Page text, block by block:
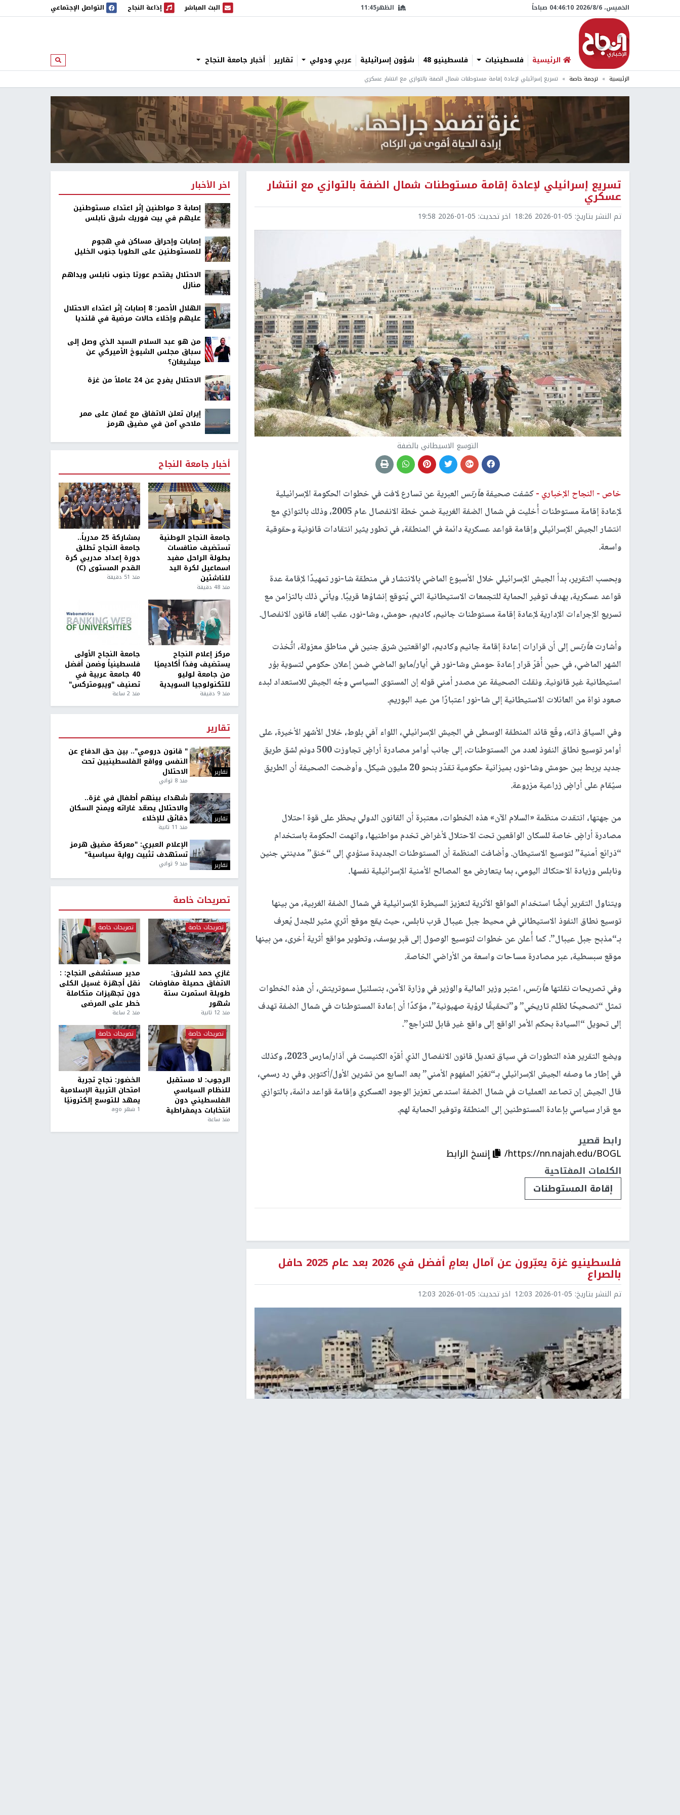
الخميس، 6/‏8/‏2026 04:46:11 صباحاً الظهر11:45 البث المباشر
البث المباشر إذاعة النجاح
إذاعة النجاح التواصل الإجتماعي
الرئيسية فلسطينيات فلسطينيو 48 شؤون إسرائيلية عربي ودولي تقارير أخبار جامعة النجاح ابحث
الرئيسية ترجمة خاصة تسريع إسرائيلي لإعادة إقامة مستوطنات شمال الضفة بالتوازي مع انتشار عسكري
تسريع إسرائيلي لإعادة إقامة مستوطنات شمال الضفة بالتوازي مع انتشار
عسكري
تم النشر بتاريخ: 2026-01-05 18:26 اخر تحديث: 2026-01-05 19:58
التوسع الاسيطاني بالضفة
خاص - النجاح الإخباري -كشفت صحيفةهآرتسالعبرية عن تسارع لافت في خطوات الحكومة الإسرائيلية
لإعادة إقامة مستوطنات أُخليت في شمال الضفة الغربية ضمن خطة الانفصال عام 2005، وذلك بالتوازي مع
انتشار الجيش الإسرائيلي وإقامة قواعد عسكرية دائمة في المنطقة، في تطور يثير انتقادات قانونية وحقوقية
واسعة.
وبحسب التقرير، بدأ الجيش الإسرائيلي خلال الأسبوع الماضي بالانتشار في منطقةشا-نورتمهيدًا لإقامة عدة
قواعد عسكرية، بهدف توفير الحماية للتجمعات الاستيطانية التي يُتوقع إنشاؤها قريبًا. ويأتي ذلك بالتزامن مع
تسريع الإجراءات الإدارية لإعادة إقامة مستوطنات جانيم، كاديم، حومش، وشا-نور، عقب إلغاء قانون الانفصال.
وأشارتهآرتسإلى أن قرارات إعادة إقامة جانيم وكاديم، الواقعتين شرق جنين في مناطق معزولة، اتُّخذت
الشهر الماضي، في حين أُقرّ قرار إعادة حومش وشا-نور في أيار/مايو الماضي ضمن إعلان حكومي لتسوية بؤر
استيطانية غير قانونية. ونقلت الصحيفة عن مصدر أمني قوله إن المستوى السياسي وجّه الجيش للاستعداد لبدء
صعود نواة من العائلات الاستيطانية إلى شا-نور اعتبارًا من عيد البوريم.
وفي السياق ذاته، وقّع قائد المنطقة الوسطى في الجيش الإسرائيلي، اللواء آفي بلوط، خلال الأشهر الأخيرة، على
أوامر توسيع نطاق النفوذ لعدد من المستوطنات، إلى جانب أوامر مصادرة أراضٍ تجاوزت 500 دونم لشق طريق
جديد يربط بين حومش وشا-نور، بميزانية حكومية تقدّر بنحو 20 مليون شيكل. وأوضحت الصحيفة أن الطريق
سيُقام على أراضٍ زراعية مزروعة.
من جهتها، انتقدت منظمة«السلام الآن» هذه الخطوات، معتبرة أن القانون الدولي يحظر على قوة احتلال
مصادرة أراضٍ خاصة للسكان الواقعين تحت الاحتلال لأغراض تخدم مواطنيها، واتهمت الحكومة باستخدام
“ذرائع أمنية” لتوسيع الاستيطان. وأضافت المنظمة أن المستوطنات الجديدة ستؤدي إلى “خنق” مدينتي جنين
ونابلس وزيادة الاحتكاك اليومي، بما يتعارض مع المصالح الأمنية الإسرائيلية نفسها.
ويتناول التقرير أيضًا استخدام المواقع الأثرية لتعزيز السيطرة الإسرائيلية في شمال الضفة الغربية، من بينها
توسيع نطاق النفوذ الاستيطاني في محيطجبل عيبال قرب نابلس، حيث يقع موقع أثري مثير للجدل يُعرف
بـ“مذبح جبل عيبال”. كما أُعلن عن خطوات لتوسيع الوصول إلى قبر يوسف، وتطوير مواقع أثرية أخرى، من بينها
موقعسبسطية، عبر مصادرة مساحات واسعة من الأراضي الخاصة.
وفي تصريحات نقلتهاهآرتس، اعتبر وزير المالية والوزير في وزارة الأمن، بتسلئيل سموتريتش، أن هذه الخطوات
تمثل “تصحيحًا لظلم تاريخي” و”تحقيقًا لرؤية صهيونية”، مؤكدًا أن إعادة المستوطنات في شمال الضفة تهدف
إلى تحويل “السيادة بحكم الأمر الواقع إلى واقع غير قابل للتراجع”.
ويضع التقرير هذه التطورات في سياق تعديل قانون الانفصال الذي أقرّه الكنيست في آذار/مارس 2023، وكذلك
في إطار ما وصفه الجيش الإسرائيلي بـ“تغيّر المفهوم الأمني” بعد السابع من تشرين الأول/أكتوبر. وفي رد رسمي،
قال الجيش إن تصاعد العمليات في شمال الضفة استدعى تعزيز الوجود العسكري وإقامة قواعد دائمة، بالتوازي
مع قرار سياسي بإعادة المستوطنين إلى المنطقة وتوفير الحماية لهم.
رابط قصير
https://nn.najah.edu/BOGL/
إنسخ الرابط
الكلمات المفتاحية
إقامة المستوطنات
فلسطينيو غزة يعبّرون عن آمال بعامٍ أفضل في 2026 بعد عام 2025 حافل
بالصراع
تم النشر بتاريخ: 2026-01-05 12:03 اخر تحديث: 2026-01-05 12:03
اخر الأخبار
إصابة 3 مواطنين إثر اعتداء مستوطنين
عليهم في بيت فوريك شرق نابلس
إصابات وإحراق مساكن في هجوم
للمستوطنين على الطوبا جنوب الخليل
الاحتلال يقتحم عورتا جنوب نابلس ويداهم
منازل
الهلال الأحمر: 8 إصابات إثر اعتداء الاحتلال
عليهم وإخلاء حالات مرضية في قلنديا
من هو عبد السلام السيد الذي وصل إلى
سباق مجلس الشيوخ الأميركي عن
ميشيغان؟
الاحتلال يفرج عن 24 عاملاً من غزة
إيران تعلن الاتفاق مع عُمان على ممر
ملاحي آمن في مضيق هرمز
أخبار جامعة النجاح
جامعة النجاح الوطنية
تستضيف منافسات
بطولة الراحل مفيد
اسماعيل لكرة اليد
للناشئين
منذ 48 دقيقة
بمشاركة 25 مدرباً..
جامعة النجاح تطلق
دورة إعداد مدربي كرة
القدم المستوى (C)
منذ 51 دقيقة
مركز إعلام النجاح
يستضيف وفدًا أكاديميًا
من جامعة لوليو
للتكنولوجيا السويدية
منذ 9 دقيقة
جامعة النجاح الأولى
فلسطينياً وضمن أفضل
40 جامعة عربية في
تصنيف "ويبومتركس"
منذ 2 ساعة
تقارير
تقارير
" قانون درومي".. بين حق الدفاع عن
النفس وواقع الفلسطينيين تحت
الاحتلال
منذ 8 ثواني
تقارير
شهداء بينهم أطفال في غزة..
والاحتلال يصعّد غاراته ويمنح السكان
دقائق للإخلاء
منذ 11 ثانية
تقارير
الإعلام العبري: "معركة مضيق هرمز
تستهدف تثبيت رواية سياسية"
منذ 9 ثواني
تصريحات خاصة
تصريحات خاصة
غازي حمد للشرق:
الاتفاق حصيلة مفاوضات
طويلة استمرت ستة
شهور
منذ 12 ثانية
تصريحات خاصة
مدير مستشفى النجاح: :
نقل أجهزة غسيل الكلى
دون تجهيزات متكاملة
خطر على المرضى
منذ 2 ساعة
تصريحات خاصة
الرجوب: لا مستقبل
للنظام السياسي
الفلسطيني دون
انتخابات ديمقراطية
منذ ساعة
تصريحات خاصة
الخضور: نجاح تجربة
امتحان التربية الإسلامية
يمهد للتوسع إلكترونيًا
1 شهر ago